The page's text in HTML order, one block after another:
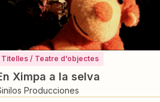
Titelles / Teatre d’objectes
Ximpa a la selva
Producciones